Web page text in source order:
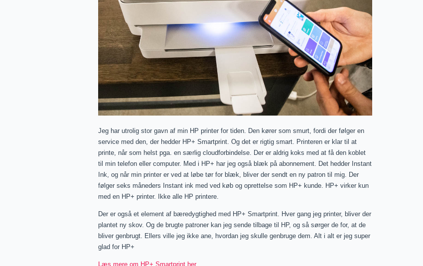
Jeg har utrolig stor gavn af min HP printer for tiden. Den kører som smurt, fordi der følger en
service med den, der hedder HP+ Smartprint. Og det er rigtig smart. Printeren er klar til at
printe, når som helst pga. en særlig cloudforbindelse. Der er aldrig koks med at få den koblet
til min telefon eller computer. Med i HP+ har jeg også blæk på abonnement. Det hedder Instant
Ink, og når min printer er ved at løbe tør for blæk, bliver der sendt en ny patron til mig. Der
følger seks måneders Instant ink med ved køb og oprettelse som HP+ kunde. HP+ virker kun
med en HP+ printer. Ikke alle HP printere.
Der er også et element af bæredygtighed med HP+ Smartprint. Hver gang jeg printer, bliver der
plantet ny skov. Og de brugte patroner kan jeg sende tilbage til HP, og så sørger de for, at de
bliver genbrugt. Ellers ville jeg ikke ane, hvordan jeg skulle genbruge dem. Alt i alt er jeg super
glad for HP+
Læs mere om HP+ Smartprint her